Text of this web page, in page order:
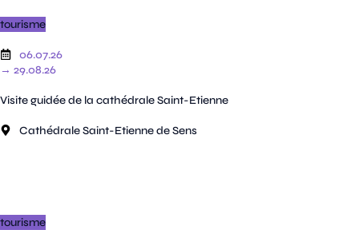
tourisme
06.07.26
→ 29.08.26
Visite guidée de la cathédrale Saint-Etienne
Cathédrale Saint-Etienne de Sens
tourisme